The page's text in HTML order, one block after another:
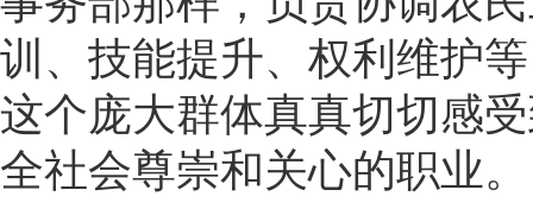
训、技能提升、权利维护
这个庞大群体真真切切感
全社会尊崇和关心的职业。